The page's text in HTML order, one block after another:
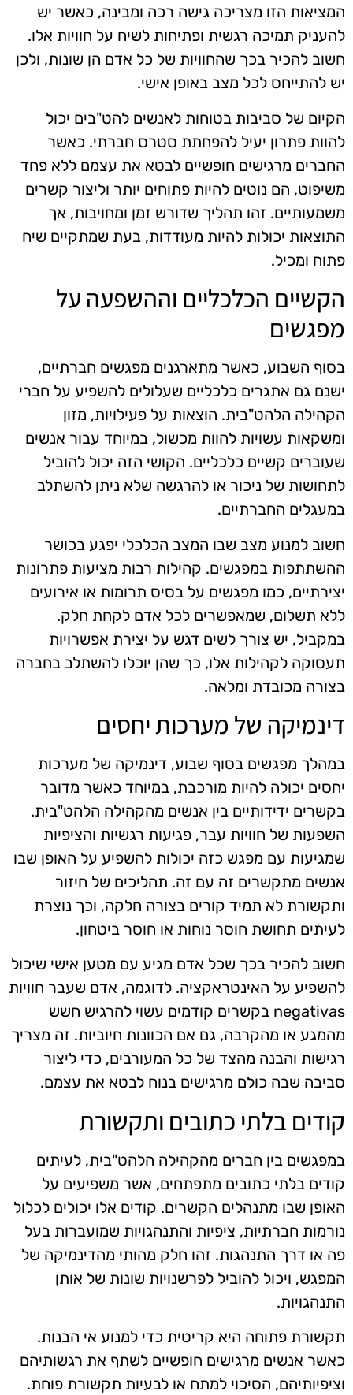
המציאות הזו מצריכה גישה רכה ומבינה, כאשר יש
להעניק תמיכה רגשית ופתיחות לשיח על חוויות אלו.
חשוב להכיר בכך שהחוויות של כל אדם הן שונות, ולכן
יש להתייחס לכל מצב באופן אישי.
הקיום של סביבות בטוחות לאנשים להט"בים יכול
להוות פתרון יעיל להפחתת סטרס חברתי. כאשר
החברים מרגישים חופשיים לבטא את עצמם ללא פחד
משיפוט, הם נוטים להיות פתוחים יותר וליצור קשרים
משמעותיים. זהו תהליך שדורש זמן ומחויבות, אך
התוצאות יכולות להיות מעודדות, בעת שמתקיים שיח
פתוח ומכיל.
הקשיים הכלכליים וההשפעה על
מפגשים
בסוף השבוע, כאשר מתארגנים מפגשים חברתיים,
ישנם גם אתגרים כלכליים שעלולים להשפיע על חברי
הקהילה הלהט"בית. הוצאות על פעילויות, מזון
ומשקאות עשויות להוות מכשול, במיוחד עבור אנשים
שעוברים קשיים כלכליים. הקושי הזה יכול להוביל
לתחושות של ניכור או להרגשה שלא ניתן להשתלב
במעגלים החברתיים.
חשוב למנוע מצב שבו המצב הכלכלי יפגע בכושר
ההשתתפות במפגשים. קהילות רבות מציעות פתרונות
יצירתיים, כמו מפגשים על בסיס תרומות או אירועים
ללא תשלום, שמאפשרים לכל אדם לקחת חלק.
במקביל, יש צורך לשים דגש על יצירת אפשרויות
תעסוקה לקהילות אלו, כך שהן יוכלו להשתלב בחברה
בצורה מכובדת ומלאה.
דינמיקה של מערכות יחסים
במהלך מפגשים בסוף שבוע, דינמיקה של מערכות
יחסים יכולה להיות מורכבת, במיוחד כאשר מדובר
בקשרים ידידותיים בין אנשים מהקהילה הלהט"בית.
השפעות של חוויות עבר, פגיעות רגשיות והציפיות
שמגיעות עם מפגש כזה יכולות להשפיע על האופן שבו
אנשים מתקשרים זה עם זה. תהליכים של חיזור
ותקשורת לא תמיד קורים בצורה חלקה, וכך נוצרת
לעיתים תחושת חוסר נוחות או חוסר ביטחון.
חשוב להכיר בכך שכל אדם מגיע עם מטען אישי שיכול
להשפיע על האינטראקציה. לדוגמה, אדם שעבר חוויות
negativas בקשרים קודמים עשוי להרגיש חשש
מהמגע או מהקרבה, גם אם הכוונות חיוביות. זה מצריך
רגישות והבנה מהצד של כל המעורבים, כדי ליצור
סביבה שבה כולם מרגישים בנוח לבטא את עצמם.
קודים בלתי כתובים ותקשורת
במפגשים בין חברים מהקהילה הלהט"בית, לעיתים
קודים בלתי כתובים מתפתחים, אשר משפיעים על
האופן שבו מתנהלים הקשרים. קודים אלו יכולים לכלול
נורמות חברתיות, ציפיות והתנהגויות שמועברות בעל
פה או דרך התנהגות. זהו חלק מהותי מהדינמיקה של
המפגש, ויכול להוביל לפרשנויות שונות של אותן
התנהגויות.
תקשורת פתוחה היא קריטית כדי למנוע אי הבנות.
כאשר אנשים מרגישים חופשיים לשתף את רגשותיהם
וציפיותיהם, הסיכוי למתח או לבעיות תקשורת פוחת.